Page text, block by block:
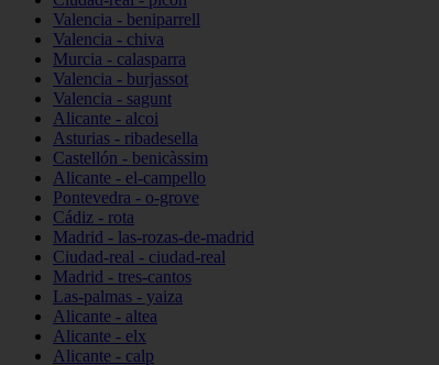
Valencia - beniparrell
Valencia - chiva
Murcia - calasparra
Valencia - burjassot
Valencia - sagunt
Alicante - alcoi
Asturias - ribadesella
Castellón - benicàssim
Alicante - el-campello
Pontevedra - o-grove
Cádiz - rota
Madrid - las-rozas-de-madrid
Ciudad-real - ciudad-real
Madrid - tres-cantos
Las-palmas - yaiza
Alicante - altea
Alicante - elx
Alicante - calp